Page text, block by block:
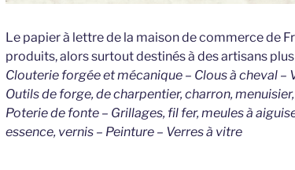
Le papier à lettre de la maison de commerce de
produits, alors surtout destinés à des artisans
Clouterie forgée et mécanique – Clous à cheval –
Outils de forge, de charpentier, charron,
Poterie de fonte – Grillages, fil fer, meules à
essence, vernis – Peinture – Verres à vitre